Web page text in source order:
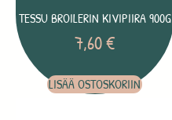
TESSU BROILERIN KIVIPIIRA 900G
7,60€
LISÄÄ OSTOSKORIIN